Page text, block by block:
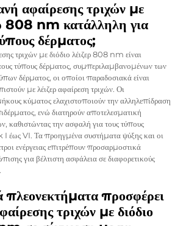
αφαίρεσης τριχών με
808 nm κατάλληλη για
δέρματος;
τριχών με διόδιο λέιζερ 808 nm είναι
τύπους δέρματος, συμπεριλαμβανομένων των
δέρματος, οι οποίοι παραδοσιακά είναι
με λέιζερ αφαίρεση τριχών. Οι
κύματος ελαχιστοποιούν την αλληλεπίδραση
ενώ διατηρούν αποτελεσματική
καθιστώντας την ασφαλή για τους τύπους
έως VI. Τα προηγμένα συστήματα ψύξης και οι
ενέργειας επιτρέπουν προσαρμοστικά
για βέλτιστη ασφάλεια σε διαφορετικούς
πλεονεκτήματα προσφέρει
τριχών με διόδιο